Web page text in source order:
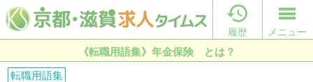

履歴 メニュー
《転職用語集》年金保険 とは？
転職用語集